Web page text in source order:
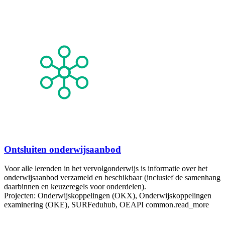
Ontsluiten onderwijsaanbod
Voor alle lerenden in het vervolgonderwijs is informatie over het
onderwijsaanbod verzameld en beschikbaar (inclusief de samenhang
daarbinnen en keuzeregels voor onderdelen).
Projecten: Onderwijskoppelingen (OKX), Onderwijskoppelingen
examinering (OKE), SURFeduhub, OEAPI common.read_more